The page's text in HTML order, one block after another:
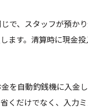
で、スタッフが預か
ます。清算時に現金
を自動釣銭機に入金
くだけでなく、入力